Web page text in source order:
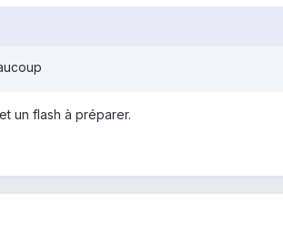
un flash à préparer.